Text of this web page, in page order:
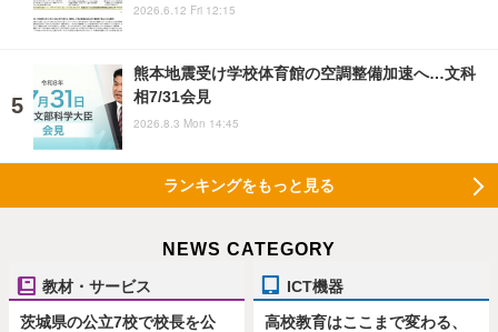
2026.6.12 Fri 12:15
熊本地震受け学校体育館の空調整備加速へ…文科
相7/31会見
2026.8.3 Mon 14:45
ランキングをもっと見る
NEWS CATEGORY
教材・サービス
茨城県の公立7校で校長を公
ICT機器
高校教育はここまで変わる、